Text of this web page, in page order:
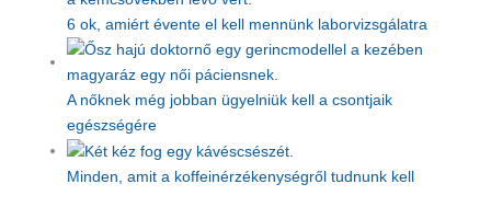
6 ok, amiért évente el kell mennünk laborvizsgálatra
A nőknek még jobban ügyelniük kell a csontjaik
egészségére
Minden, amit a koffeinérzékenységről tudnunk kell